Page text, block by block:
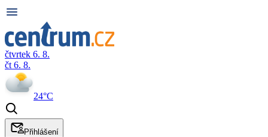
čtvrtek 6. 8.
čt 6. 8.
24°C
Přihlášení